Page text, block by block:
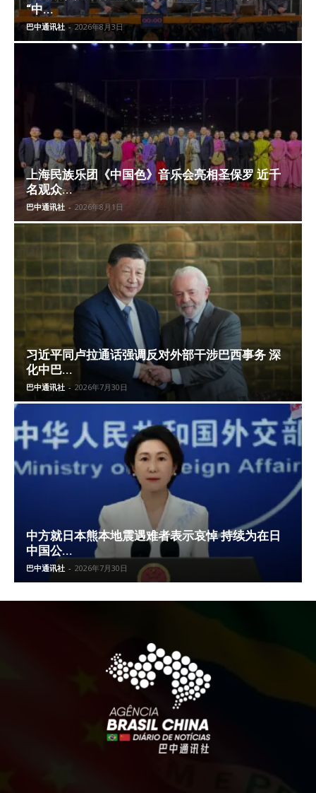
“中...
巴中通讯社 - 2026年8月3日
上海民族乐团《中国色》音乐会亮相圣保罗 近千
名观众...
巴中通讯社 - 2026年8月1日
习近平同卢拉通话强调反对外部干涉巴西事务 深
化中巴...
巴中通讯社 - 2026年7月30日
中方就日本熊本地震遇难者表示哀悼 持续为在日
中国公...
巴中通讯社 - 2026年7月30日